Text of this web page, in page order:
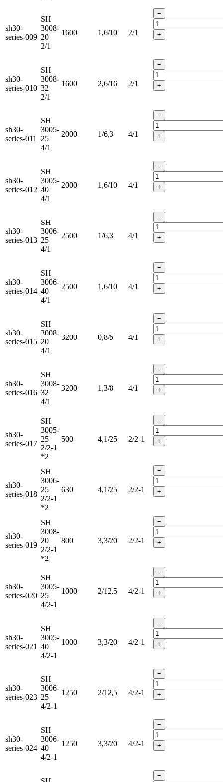
sh30-
series-009
SH
3008-
20
2/1
1600 1,6/10 2/1
−
+
sh30-
series-010
SH
3008-
32
2/1
1600 2,6/16 2/1
−
+
sh30-
series-011
SH
3005-
25
4/1
2000 1/6,3 4/1
−
+
sh30-
series-012
SH
3005-
40
4/1
2000 1,6/10 4/1
−
+
sh30-
series-013
SH
3006-
25
4/1
2500 1/6,3 4/1
−
+
sh30-
series-014
SH
3006-
40
4/1
2500 1,6/10 4/1
−
+
sh30-
series-015
SH
3008-
20
4/1
3200 0,8/5 4/1
−
+
sh30-
series-016
SH
3008-
32
4/1
3200 1,3/8 4/1
−
+
sh30-
series-017
SH
3005-
25
2/2-1
*2
500 4,1/25 2/2-1
−
+
sh30-
series-018
SH
3006-
25
2/2-1
*2
630 4,1/25 2/2-1
−
+
sh30-
series-019
SH
3008-
20
2/2-1
*2
800 3,3/20 2/2-1
−
+
sh30-
series-020
SH
3005-
25
4/2-1
1000 2/12,5 4/2-1
−
+
sh30-
series-021
SH
3005-
40
4/2-1
1000 3,3/20 4/2-1
−
+
sh30-
series-023
SH
3006-
25
4/2-1
1250 2/12,5 4/2-1
−
+
sh30-
series-024
SH
3006-
40
4/2-1
1250 3,3/20 4/2-1
−
+
−